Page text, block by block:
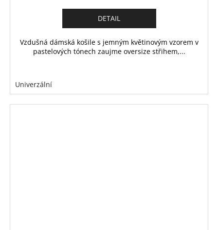
DETAIL
Vzdušná dámská košile s jemným květinovým vzorem v
pastelových tónech zaujme oversize střihem,...
Univerzální